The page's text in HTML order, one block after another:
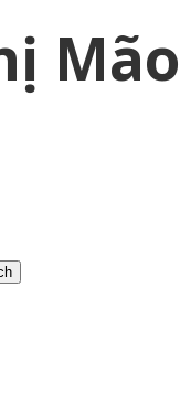
Mão